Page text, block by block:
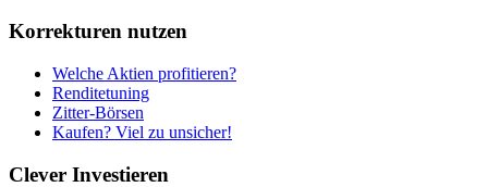
Korrekturen nutzen
Welche Aktien profitieren?
Renditetuning
Zitter-Börsen
Kaufen? Viel zu unsicher!
Clever Investieren